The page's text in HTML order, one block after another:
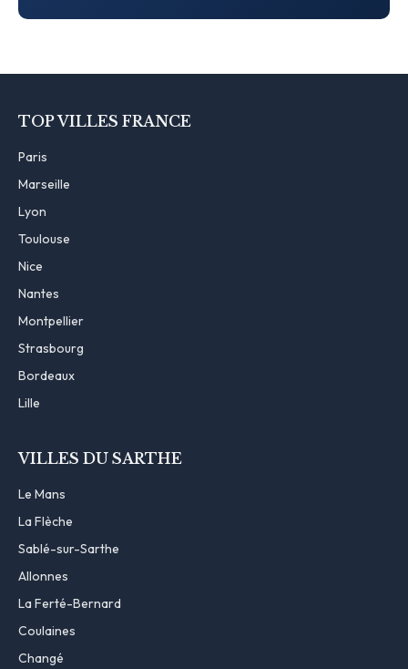
TOP VILLES FRANCE
Paris
Marseille
Lyon
Toulouse
Nice
Nantes
Montpellier
Strasbourg
Bordeaux
Lille
VILLES DU SARTHE
Le Mans
La Flèche
Sablé-sur-Sarthe
Allonnes
La Ferté-Bernard
Coulaines
Changé